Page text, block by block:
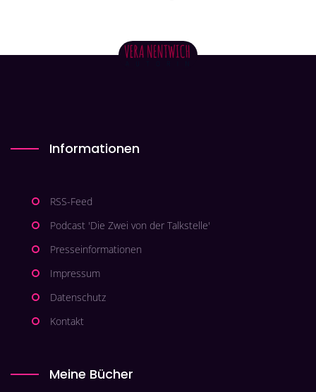
Informationen
RSS-Feed
Podcast 'Die Zwei von der Talkstelle'
Presseinformationen
Impressum
Datenschutz
Kontakt
Meine Bücher